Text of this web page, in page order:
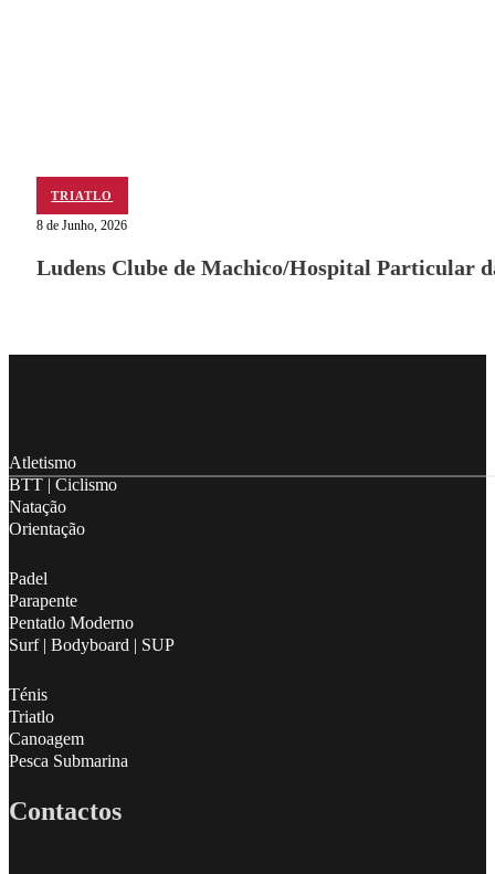
TRIATLO
8 de Junho, 2026
Ludens Clube de Machico/Hospital Particular
Atletismo
BTT | Ciclismo
Natação
Orientação
Padel
Parapente
Pentatlo Moderno
Surf | Bodyboard | SUP
Ténis
Triatlo
Canoagem
Pesca Submarina
Contactos